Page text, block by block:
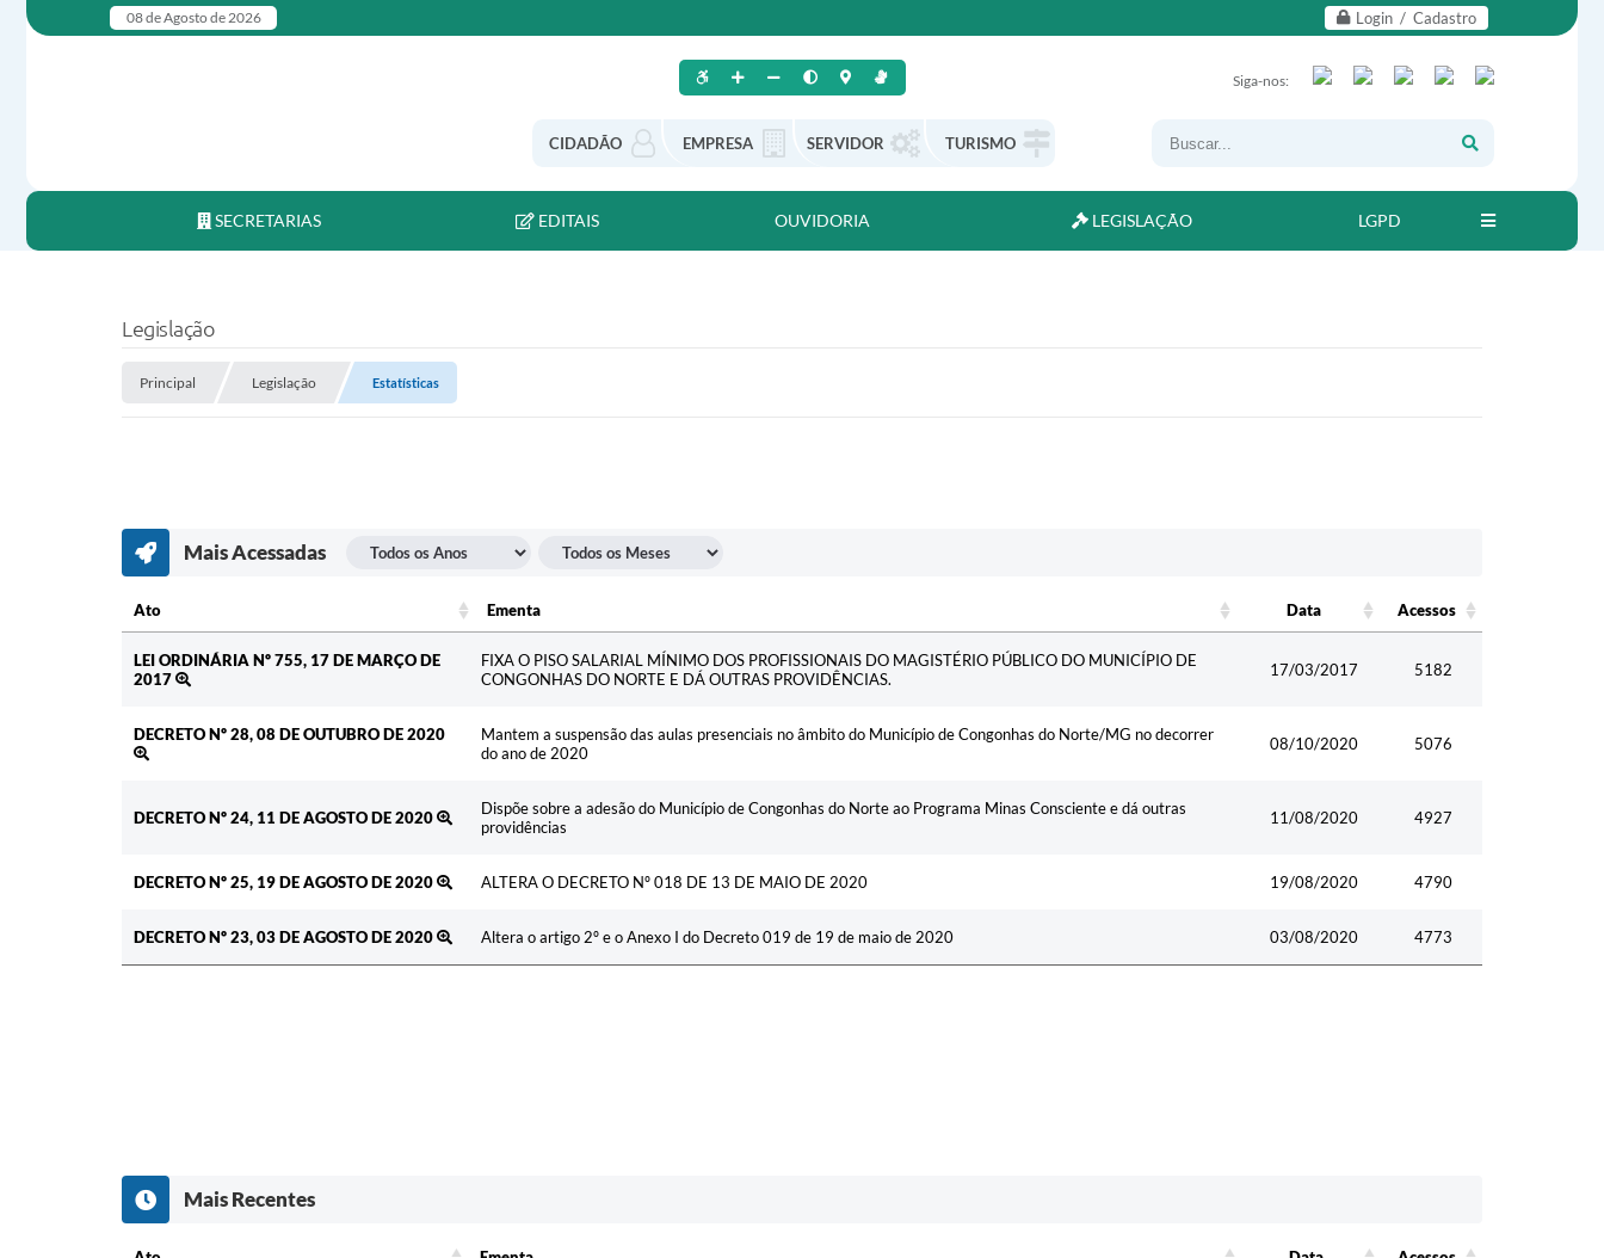
Login / Cadastro
08 de Agosto de 2026
CIDADÃO EMPRESA SERVIDOR TURISMO
Siga-nos:
SECRETARIAS EDITAIS OUVIDORIA LEGISLAÇÃO LGPD
Legislação
Principal Legislação Estatísticas
Mais Acessadas
Ato Ementa Data
Acessos
LEI ORDINÁRIA Nº 755, 17 DE MARÇO DE
2017
FIXA O PISO SALARIAL MÍNIMO DOS PROFISSIONAIS DO MAGISTÉRIO PÚBLICO DO MUNICÍPIO DE
CONGONHAS DO NORTE E DÁ OUTRAS PROVIDÊNCIAS.
17/03/2017 5182
DECRETO Nº 28, 08 DE OUTUBRO DE 2020
Mantem a suspensão das aulas presenciais no âmbito do Município de Congonhas do Norte/MG no decorrer
do ano de 2020
08/10/2020 5076
DECRETO Nº 24, 11 DE AGOSTO DE 2020
Dispõe sobre a adesão do Município de Congonhas do Norte ao Programa Minas Consciente e dá outras
providências
11/08/2020 4927
DECRETO Nº 25, 19 DE AGOSTO DE 2020 ALTERA O DECRETO Nº 018 DE 13 DE MAIO DE 2020 19/08/2020 4790
DECRETO Nº 23, 03 DE AGOSTO DE 2020 Altera o artigo 2º e o Anexo I do Decreto 019 de 19 de maio de 2020 03/08/2020 4773
Mais Recentes